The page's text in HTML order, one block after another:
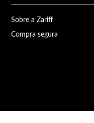
Sobre a Zariff
Compra segura